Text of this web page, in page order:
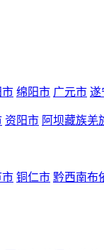
市 绵阳市 广元市 遂
资阳市 阿坝藏族羌
市 铜仁市 黔西南布